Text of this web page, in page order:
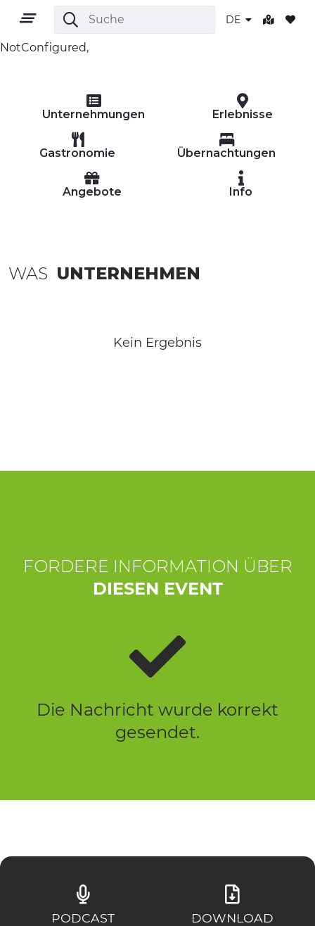
DE
GEBIET
KULTUR
NotConfigured,
Unternehmungen Erlebnisse
Gastronomie Übernachtungen
Angebote Info
WAS UNTERNEHMEN
Kein Ergebnis
FORDERE INFORMATION ÜBER
DIESEN EVENT
Die Nachricht wurde korrekt
gesendet.
PODCAST DOWNLOAD